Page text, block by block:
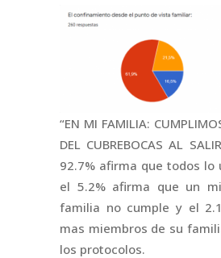
“EN MI FAMILIA:
DEL CUBREBOCAS AL
92.7% afirma que todos lo
el 5.2% afirma que un
familia no cumple y el
mas miembros de su
los protocolos.